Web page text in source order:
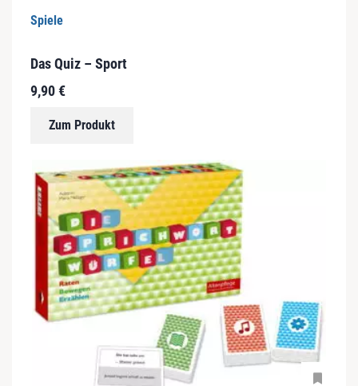
Spiele
Das Quiz – Sport
9,90€
Zum Produkt